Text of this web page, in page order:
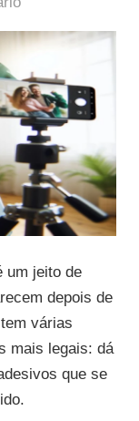
um jeito de
depois de
várias
mais legais: dá
que se